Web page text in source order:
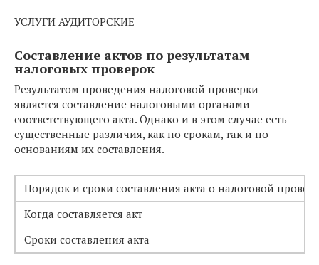
УСЛУГИ АУДИТОРСКИЕ
Составление актов по результатам
налоговых проверок
Результатом проведения налоговой проверки
является составление налоговыми органами
соответствующего акта. Однако и в этом случае есть
существенные различия, как по срокам, так и по
основаниям их составления.
Порядок и сроки составления акта о налоговой
Когда составляется акт
Сроки составления акта